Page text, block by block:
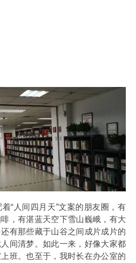
“人间四月天”文案的朋友圈，有
，有湛蓝天空下雪山巍峨，有大
有那些藏于山谷之间成片成片的
间清梦。如此一来，好像大家都
班。也至于，我时长在办公室的